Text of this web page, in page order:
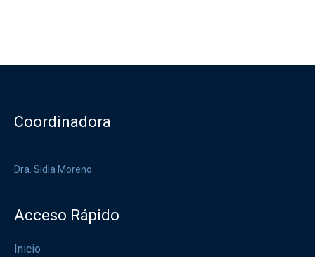
Coordinadora
Dra. Sidia Moreno
Acceso Rápido
Inicio